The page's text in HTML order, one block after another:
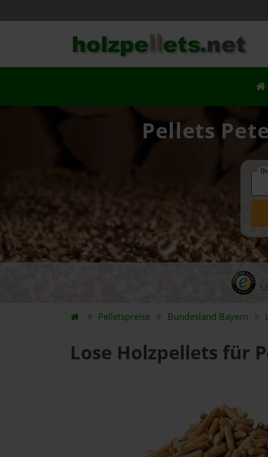
Pellets
Pelletspreise Bundesland Bayern
Lose Holzpellets für